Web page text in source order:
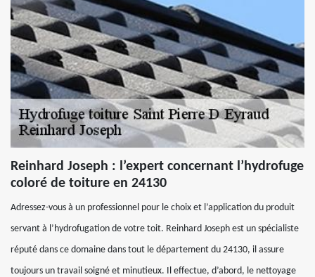
Reinhard Joseph : l’expert concernant l’hydrofuge
coloré de toiture en 24130
Adressez-vous à un professionnel pour le choix et l’application du produit
servant à l’hydrofugation de votre toit. Reinhard Joseph est un spécialiste
réputé dans ce domaine dans tout le département du 24130, il assure
toujours un travail soigné et minutieux. Il effectue, d’abord, le nettoyage